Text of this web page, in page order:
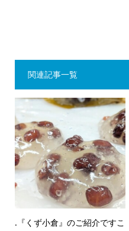
関連記事一覧
.『くず小倉』のご紹介ですこ